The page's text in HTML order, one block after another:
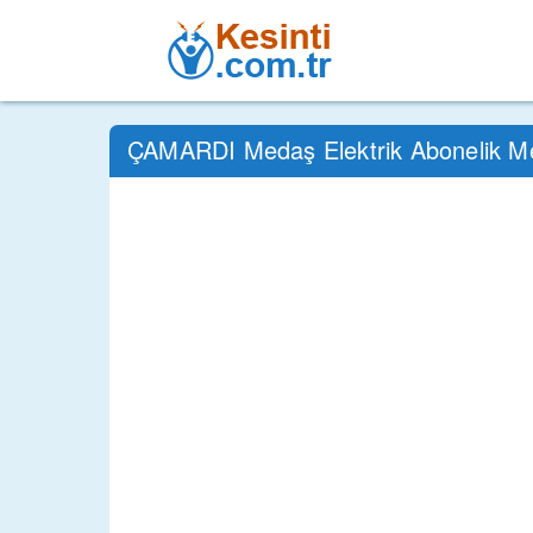
ÇAMARDI Medaş Elektrik Abonelik